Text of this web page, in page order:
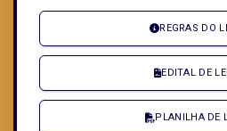
REGRAS DO
EDITAL DE
PLANILHA DE